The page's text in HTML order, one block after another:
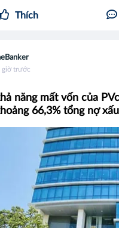
Thích
giờ trước
năng mất vốn của
66,3% tổng nợ xấu